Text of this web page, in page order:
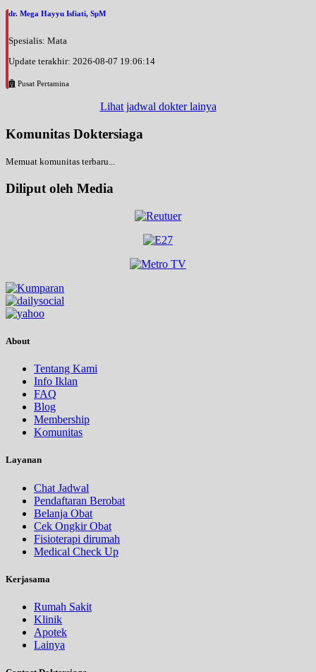
dr. Mega Hayyu Isfiati, SpM
Spesialis: Mata
Update terakhir: 2026-08-07 19:06:14
Pusat Pertamina
Lihat jadwal dokter lainya
Komunitas Doktersiaga
Memuat komunitas terbaru...
Diliput oleh Media
About
Tentang Kami
Info Iklan
FAQ
Blog
Membership
Komunitas
Layanan
Chat Jadwal
Pendaftaran Berobat
Belanja Obat
Cek Ongkir Obat
Fisioterapi dirumah
Medical Check Up
Kerjasama
Rumah Sakit
Klinik
Apotek
Lainya